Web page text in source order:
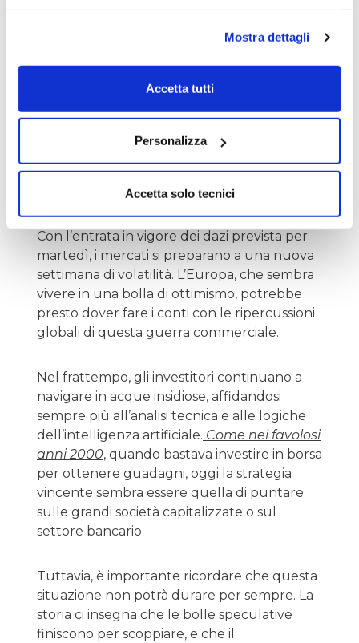
Mostra dettagli
Accetta tutti
Personalizza
Accetta solo tecnici
avranno “conseguenze reali” per i
di beni essenziali come alimenti e alcolici.
Anche la Cina ha dichiarato che
intraprenderà azioni legali contro gli Stati
Commercio, ribadendo la sua opposizione a
quelle che considera pratiche scorrette.
Cosa ci aspetta nei prossimi giorni?
Con l’entrata in vigore dei dazi prevista per
martedì, i mercati si preparano a una nuova
settimana di volatilità. L’Europa, che sembra
vivere in una bolla di ottimismo, potrebbe
presto dover fare i conti con le ripercussioni
globali di questa guerra commerciale.
Nel frattempo, gli investitori continuano a
navigare in acque insidiose, affidandosi
sempre più all’analisi tecnica e alle logiche
dell’intelligenza artificiale. Come nei favolosi
anni 2000, quando bastava investire in borsa
per ottenere guadagni, oggi la strategia
vincente sembra essere quella di puntare
sulle grandi società capitalizzate o sul
settore bancario.
Tuttavia, è importante ricordare che questa
situazione non potrà durare per sempre. La
storia ci insegna che le bolle speculative
finiscono per scoppiare, e che il